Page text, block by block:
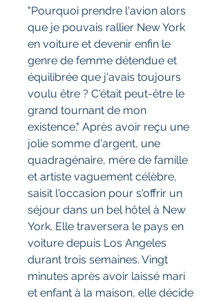
"Pourquoi prendre l'avion alors
que je pouvais rallier New York
en voiture et devenir enfin le
genre de femme détendue et
équilibrée que j'avais toujours
voulu être ? C'était peut-être le
grand tournant de mon
existence." Après avoir reçu une
jolie somme d'argent, une
quadragénaire, mère de famille
et artiste vaguement célèbre,
saisit l'occasion pour s'offrir un
séjour dans un bel hôtel à New
York. Elle traversera le pays en
voiture depuis Los Angeles
durant trois semaines. Vingt
minutes après avoir laissé mari
et enfant à la maison, elle décide